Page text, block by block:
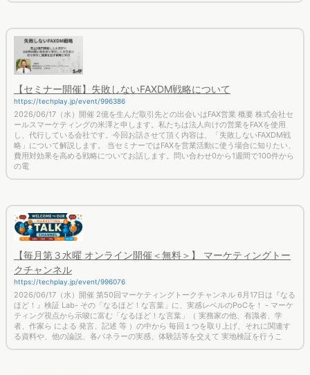
【セミナー開催】失敗しないFAXDM戦略について
https://techplay.jp/event/996386
2026/06/17（水）開催 2億を生んだ取引先との出会いはFAX営業 概要 株式会社セ
ールスマーケティングの米澤と申します。私たちは法人向けの営業をFAXを使用
し、代行している会社です。今回お話させて頂く内容は、「失敗しないFAXDM戦
略」について解説します。 当セミナーではFAXを営業活動に使う場合に知りたい、
費用対効果を高める戦略についてお話します。問い合わせ0から1週間で100件から
の電
【毎月第３水曜 オンライン開催＜無料＞】 マーケティングトー
クチャンネル
https://techplay.jp/event/996076
2026/06/17（水）開催 第50回マーケティングトークチャンネル 6月17日は『なる
ほど！』検証 Lab- その「なるほど！な言葉」に、実感レベルのPoCを！ - マーケ
ティング視点から示唆に富む「なるほど！な言葉」（ 実務家の他、有識者、学
者、作家ら による 発言、記述 等 ）の中から 毎回１つを取り上げ、それに関連す
る資料や、他の論説、各パネラーの実感、体験話等を交えて 実地検証を行うこ